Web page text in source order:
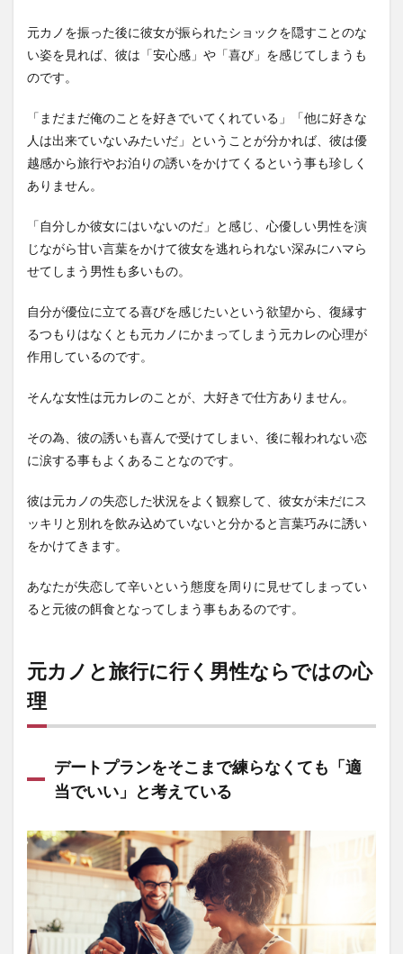
元カノを振った後に彼女が振られたショックを隠すことのな
い姿を見れば、彼は「安心感」や「喜び」を感じてしまうも
のです。
「まだまだ俺のことを好きでいてくれている」「他に好きな
人は出来ていないみたいだ」ということが分かれば、彼は優
越感から旅行やお泊りの誘いをかけてくるという事も珍しく
ありません。
「自分しか彼女にはいないのだ」と感じ、心優しい男性を演
じながら甘い言葉をかけて彼女を逃れられない深みにハマら
せてしまう男性も多いもの。
自分が優位に立てる喜びを感じたいという欲望から、復縁す
るつもりはなくとも元カノにかまってしまう元カレの心理が
作用しているのです。
そんな女性は元カレのことが、大好きで仕方ありません。
その為、彼の誘いも喜んで受けてしまい、後に報われない恋
に涙する事もよくあることなのです。
彼は元カノの失恋した状況をよく観察して、彼女が未だにス
ッキリと別れを飲み込めていないと分かると言葉巧みに誘い
をかけてきます。
あなたが失恋して辛いという態度を周りに見せてしまってい
ると元彼の餌食となってしまう事もあるのです。
元カノと旅行に行く男性ならではの心
理
デートプランをそこまで練らなくても「適
当でいい」と考えている